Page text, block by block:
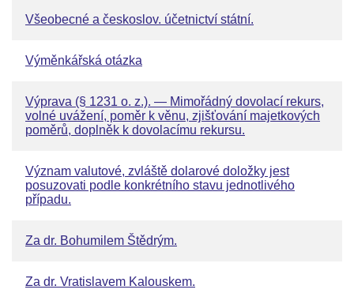
Všeobecné a českoslov. účetnictví státní.
Výměnkářská otázka
Výprava (§ 1231 o. z.). — Mimořádný dovolací rekurs,
volné uvážení, poměr k věnu, zjišťování majetkových
poměrů, doplněk k dovolacímu rekursu.
Význam valutové, zvláště dolarové doložky jest
posuzovati podle konkrétního stavu jednotlivého
případu.
Za dr. Bohumilem Štědrým.
Za dr. Vratislavem Kalouskem.